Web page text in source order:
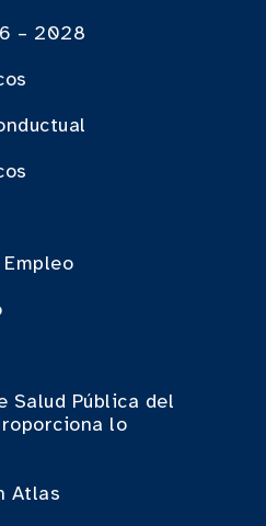
– 2028
Salud Pública del
lo
Atlas